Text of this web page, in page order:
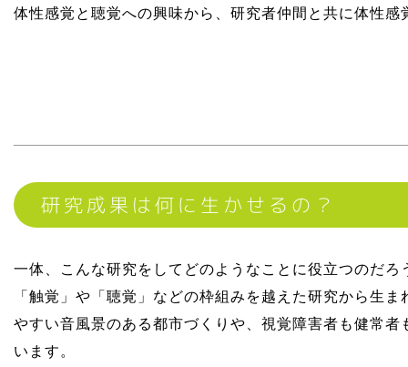
体性感覚と聴覚への興味から、研究者仲間と共に体性
研究成果は何に生かせるの？
一体、こんな研究をしてどのようなことに役立つのだ
「触覚」や「聴覚」などの枠組みを越えた研究から生
やすい音風景のある都市づくりや、視覚障害者も健常
います。